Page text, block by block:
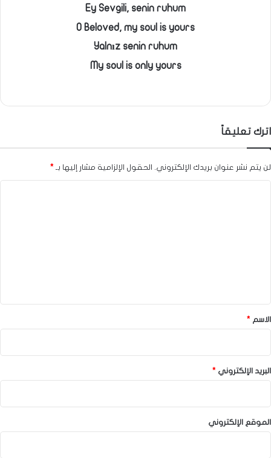
Ey Sevgili, senin ruhum
O Beloved, my soul is yours
Yalnız senin ruhum
My soul is only yours
اترك تعليقاً
لن يتم نشر عنوان بريدك الإلكتروني. الحقول الإلزامية مشار إليها بـ *
*
الاسم *
البريد الإلكتروني *
الموقع الإلكتروني